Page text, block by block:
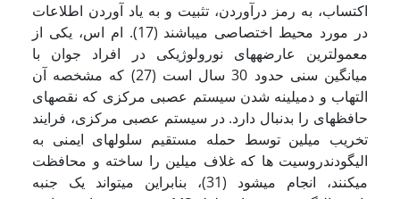
اکتساب، به رمز درآوردن، تثبیت و به یاد آوردن اطلاعات
در مورد محیط اختصاصی می­باشند (17). ام اس، یکی از
معمول­ترین عارضه­های نورولوژیکی در افراد جوان با
میانگین سنی حدود 30 سال است (27) که مشخصه آن
التهاب و دمیلینه شدن سیستم عصبی مرکزی که نقص­های
حافظه­ای را بدنبال دارد. در سیستم عصبی مرکزی، فرایند
تخریب میلین توسط حمله مستقیم سلول­های ایمنی به
الیگودندروسیت ها که غلاف میلین را ساخته و محافظت
می­کنند، انجام می­شود (31)، بنابراین می­تواند یک جنبه